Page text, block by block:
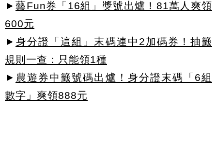
► 藝Fun券「16組」獎號出爐！81萬人爽領
600元
► 身分證「這組」末碼連中2加碼券！抽籤
規則一查：只能領1種
► 農遊券中籤號碼出爐！身分證末碼「6組
數字」爽領888元